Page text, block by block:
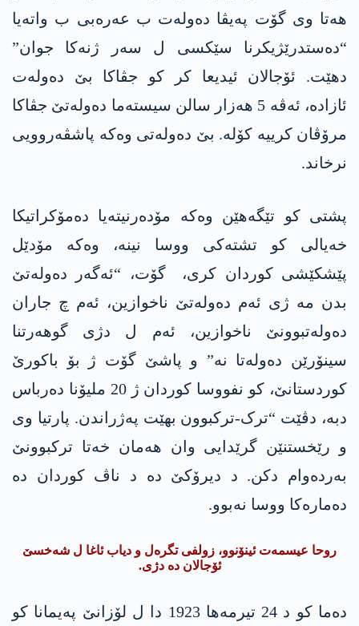
ھەتا وی گۆت پەیڤا دەولەت ب عەرەبی ب واتەیا
“دەستدرێژیکرنا سێکسی ل سەر ژنەکا جوان”
دهێت. ئۆجالان ئیدیعا کر کو جڤاکا بێ دەولەت
ئازادە، ئەڤە 5 ھەزار سالن سیستەما دەولەتێ جڤاکا
مرۆڤان کرییە کۆلە. بێ دەولەتی وەکە پاشڤەروویی
نرخاند.
پشتی کو تێگەهێن وەکە مۆدەرنیتەیا دەمۆکراتیکا
خەیالی کو تشتەکی ووسا نینە، وەکە مۆدێل
پێشکێشی کوردان کری، گۆت، “ئەگەر دەولەتێ
بدن مە ژی ئەم دەولەتێ ناخوازین، ئەم چ جاران
دەولەتبوونێ ناخوازین، ئەم ل دژی گوھەرتنا
سینۆرێن دەولەتا نە” و پاشێ گۆت ژ بۆ باکورێ
کوردستانێ، کو نفووسا کوردان ژ 20 ملیۆنا دەرباس
دبە، دڤێت “ترک-ترکبوون بهێت پەژراندن. پارتیا وی
و رێخستنێن گرێدایی وان ھەمان خەتا ترکبوونێ
بەردەوام دکن. د دیرۆکێ دە د ناڤ کوردان دە
دەمارەکا ووسا نەبوو.
روحا عیسمەت ئینۆنوو، زولفی تگرەل و دیاب ئاغا ل شەخسێ
ئۆجالان دە دژی.
دەما کو د 24 تیرمەھا 1923 دا ل لۆزانێ پەیمانا کو